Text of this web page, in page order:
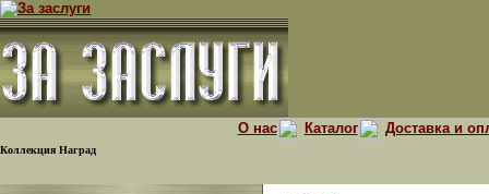
Коллекция Наград
О нас Каталог Доставка и